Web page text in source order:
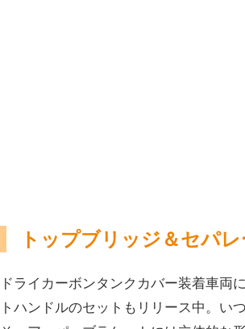
トップブリッジ＆セパ
ドライカーボンタンクカバー装着車両
トハンドルのセットもリリース中。い